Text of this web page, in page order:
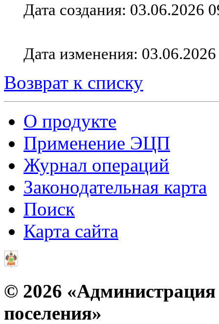
Дата создания: 03.06.2026
Дата изменения:
Возврат к списку
О продукте
Применение ЭЦП
Журнал операций
Законодательная карта
Поиск
Карта сайта
© 2026 «Администрация
поселения»